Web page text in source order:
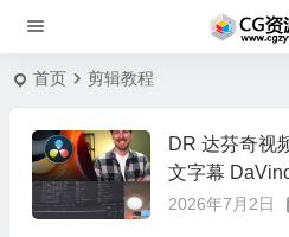
首页 剪辑教程
DR 达芬奇视
文字幕
2026年7月2日